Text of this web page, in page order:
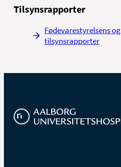
Tilsynsrapporter
Fødevarestyrelsens
tilsynsrapporter